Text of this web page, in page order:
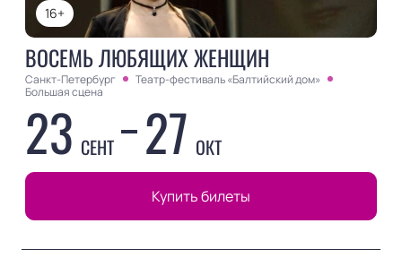
16+
ВОСЕМЬ ЛЮБЯЩИХ ЖЕНЩИН
Санкт-Петербург
Театр-фестиваль «Балтийский дом»
Большая сцена
23 СЕНТ 27 ОКТ
Купить билеты